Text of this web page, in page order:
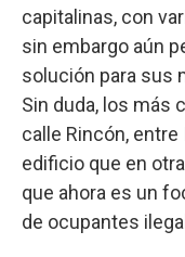
capitalinas, con
sin embargo aún
solución para sus
Sin duda, los más
calle Rincón,
edificio que en
que ahora es un
de ocupantes